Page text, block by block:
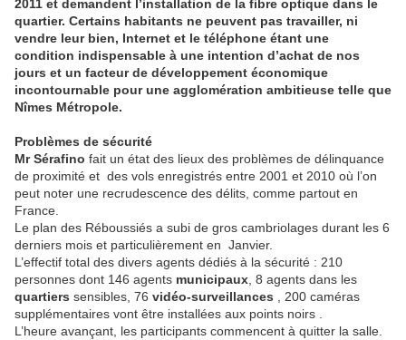
2011 et demandent l’installation de la fibre optique dans le
quartier. Certains habitants ne peuvent pas travailler, ni
vendre leur bien, Internet et le téléphone étant une
condition indispensable à une intention d’achat de nos
jours et un facteur de développement économique
incontournable pour une agglomération ambitieuse telle que
Nîmes Métropole.
Problèmes de sécurité
Mr Sérafino fait un état des lieux des problèmes de délinquance
de proximité et des vols enregistrés entre 2001 et 2010 où l’on
peut noter une recrudescence des délits, comme partout en
France.
Le plan des Réboussiés a subi de gros cambriolages durant les 6
derniers mois et particulièrement en Janvier.
L’effectif total des divers agents dédiés à la sécurité : 210
personnes dont 146 agents municipaux, 8 agents dans les
quartiers sensibles, 76 vidéo-surveillances , 200 caméras
supplémentaires vont être installées aux points noirs .
L’heure avançant, les participants commencent à quitter la salle.